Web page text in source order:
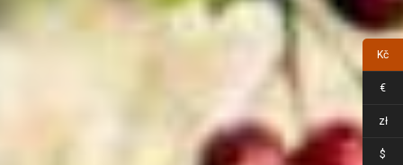
Kč
€
zł
$